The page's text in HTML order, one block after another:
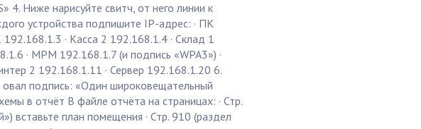
4. Ниже нарисуйте свитч, от него линии к
устройства подпишите IP-адрес: · ПК
· Касса 2 192.168.1.4 · Склад 1
· MPM 192.168.1.7 (и подпись «WPA3») ·
2 192.168.1.11 · Сервер 192.168.1.20 6.
подпись: «Один широковещательный
в отчёт В файле отчёта на страницах: · Стр.
вставьте план помещения · Стр. 910 (раздел